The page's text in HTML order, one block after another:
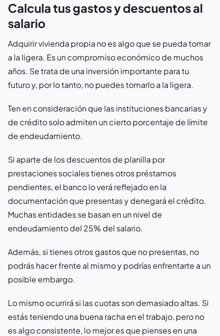
Calcula tus gastos y descuentos al
salario
Adquirir vivienda propia no es algo que se pueda tomar
a la ligera. Es un compromiso económico de muchos
años. Se trata de una inversión importante para tu
futuro y, por lo tanto, no puedes tomarlo a la ligera.
Ten en consideración que las instituciones bancarias y
de crédito solo admiten un cierto porcentaje de límite
de endeudamiento.
Si aparte de los descuentos de planilla por
prestaciones sociales tienes otros préstamos
pendientes, el banco lo verá reflejado en la
documentación que presentas y denegará el crédito.
Muchas entidades se basan en un nivel de
endeudamiento del 25% del salario.
Además, si tienes otros gastos que no presentas, no
podrás hacer frente al mismo y podrías enfrentarte a un
posible embargo.
Lo mismo ocurrirá si las cuotas son demasiado altas. Si
estás teniendo una buena racha en el trabajo, pero no
es algo consistente, lo mejor es que pienses en una